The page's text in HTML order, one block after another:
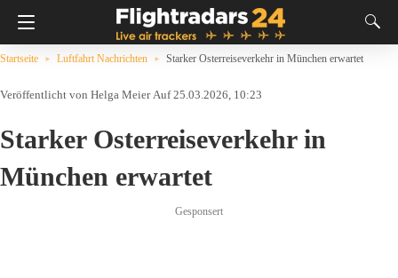
Startseite Luftfahrt Nachrichten Starker Osterreiseverkehr in München erwartet
Helga Meier Auf 25.03.2026, 10:23
Starker Osterreiseverkehr in
München erwartet
Gesponsert